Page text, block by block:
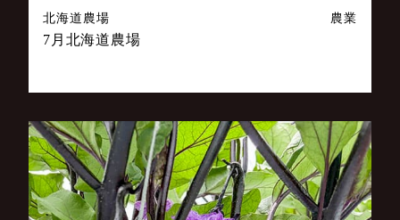
北海道農場 農業
7月北海道農場